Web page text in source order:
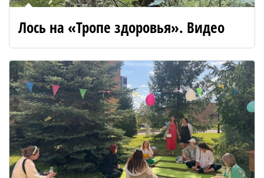
Лось на «Тропе здоровья». Видео